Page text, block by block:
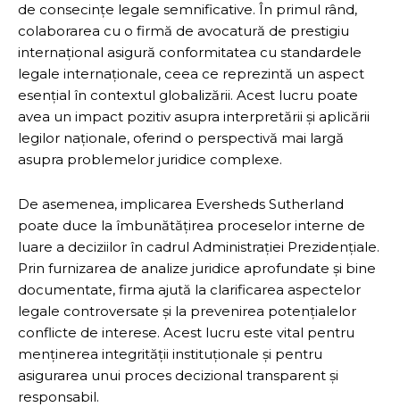
de consecințe legale semnificative. În primul rând,
colaborarea cu o firmă de avocatură de prestigiu
internațional asigură conformitatea cu standardele
legale internaționale, ceea ce reprezintă un aspect
esențial în contextul globalizării. Acest lucru poate
avea un impact pozitiv asupra interpretării și aplicării
legilor naționale, oferind o perspectivă mai largă
asupra problemelor juridice complexe.
De asemenea, implicarea Eversheds Sutherland
poate duce la îmbunătățirea proceselor interne de
luare a deciziilor în cadrul Administrației Prezidențiale.
Prin furnizarea de analize juridice aprofundate și bine
documentate, firma ajută la clarificarea aspectelor
legale controversate și la prevenirea potențialelor
conflicte de interese. Acest lucru este vital pentru
menținerea integrității instituționale și pentru
asigurarea unui proces decizional transparent și
responsabil.